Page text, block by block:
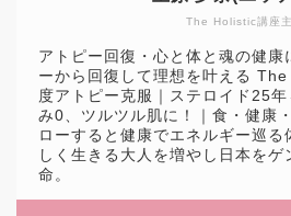
The Holistic講座
アトピー回復・心と体と魂の健康
ーから回復して理想を叶える
度アトピー克服｜ステロイド25
み0、ツルツル肌に！｜食・健康
ローすると健康でエネルギー巡る
しく生きる大人を増やし日本をゲ
命。